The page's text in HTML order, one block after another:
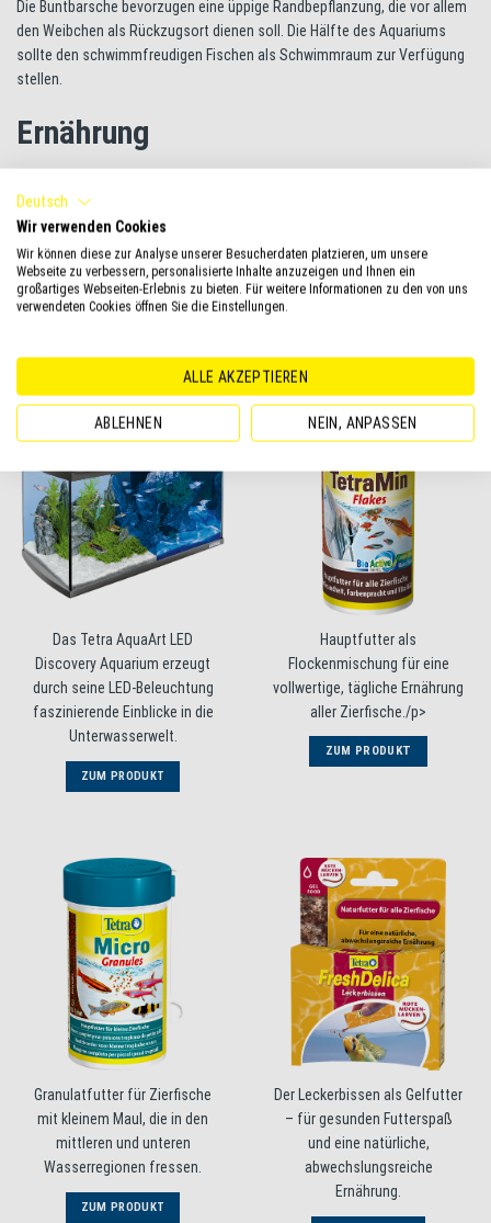
Die Buntbarsche bevorzugen eine üppige Randbepflanzung, die vor allem
den Weibchen als Rückzugsort dienen soll. Die Hälfte des Aquariums
sollte den schwimmfreudigen Fischen als Schwimmraum zur Verfügung
stellen.
Ernährung
gut mit verschiedenem Trockenfutter in Form von Granulat, Tabs oder
Flockenfutter füttern, wie beispielsweise TetraMin oder Tetra Micro
Granules. Die Ernährung sollte vor allem ausgewogen und
abwechslungsreich sein. Daher bietet Lebendfutter eine willkommene
Abwechslung. Auch Tetra FreshDelica Bloodworms können den Fischen
Produktempfehlungen für Schmetterlingsbuntbarsche
Das Tetra AquaArt LED
Discovery Aquarium erzeugt
durch seine LED-Beleuchtung
faszinierende Einblicke in die
Unterwasserwelt.
ZUM PRODUKT
Hauptfutter als
Flockenmischung für eine
vollwertige, tägliche Ernährung
aller Zierfische./p>
ZUM PRODUKT
Granulatfutter für Zierfische
mit kleinem Maul, die in den
mittleren und unteren
Wasserregionen fressen.
ZUM PRODUKT
Der Leckerbissen als Gelfutter
– für gesunden Futterspaß
und eine natürliche,
abwechslungsreiche
Ernährung.
Deutsch
Wir verwenden Cookies
Wir können diese zur Analyse unserer Besucherdaten platzieren, um unsere
Webseite zu verbessern, personalisierte Inhalte anzuzeigen und Ihnen ein
großartiges Webseiten-Erlebnis zu bieten. Für weitere Informationen zu den von uns
verwendeten Cookies öffnen Sie die Einstellungen.
ALLE AKZEPTIEREN
ABLEHNEN NEIN, ANPASSEN